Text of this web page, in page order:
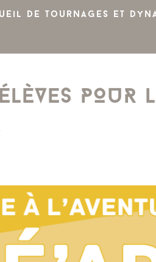
de tournages et
POUR